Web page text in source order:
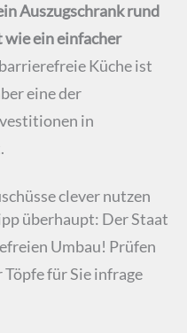
Auszugschrank rund
ein einfacher
Küche ist
eine der
in
clever nutzen
überhaupt: Der Staat
Umbau! Prüfen
für Sie infrage